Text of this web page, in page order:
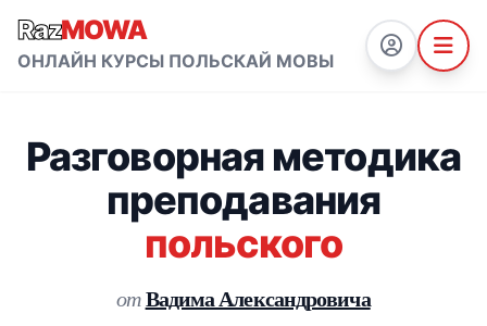
RazMOWA
ОНЛАЙН КУРСЫ ПОЛЬСКАЙ МОВЫ
Разговорная методика
преподавания
польского
отВадима Александровича